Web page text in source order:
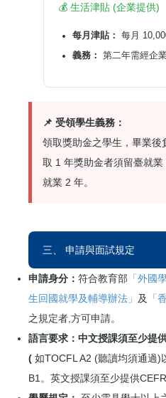
💰 生活津貼 (企業提供)
每月津貼：
每月
義務：
第二年需經企
📌 受領學生義務：
領取獎助金之學生，畢業
取 1 年獎助金者須留臺就
就業 2 年。
三、 申請與面試規定
申請身分： 符合教育部 「外國
生回國就學及輔導辦法」 及
「
之規定者,方可申請。
語言要求： 中文授課須至少提
( 如TOCFL A2 (聽讀均須通過)
B1。英文授課須至少提供